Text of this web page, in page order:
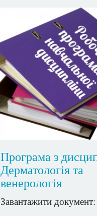
Програма з
Дерматологія та
венерологія
Завантажити документ: